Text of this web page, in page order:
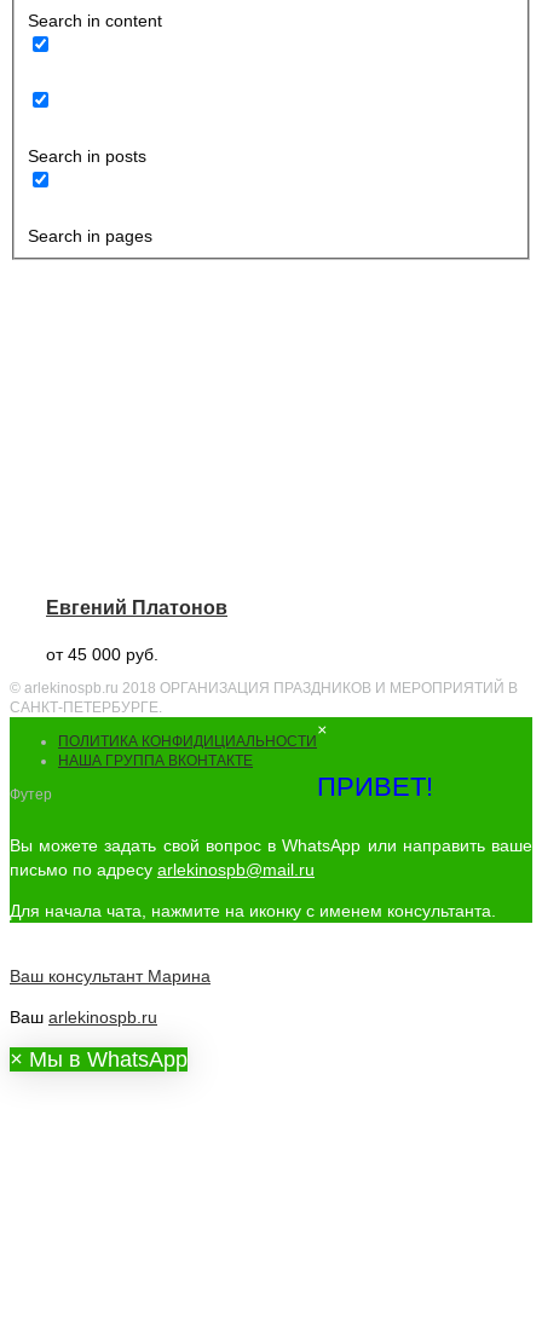
Search in content
Search in posts
Search in pages
Евгений Платонов
от 45 000 руб.
© arlekinospb.ru 2018 ОРГАНИЗАЦИЯ ПРАЗДНИКОВ И МЕРОПРИЯТИЙ В
САНКТ-ПЕТЕРБУРГЕ.
ПОЛИТИКА КОНФИДИЦИАЛЬНОСТИ
НАША ГРУППА ВКОНТАКТЕ
Футер
×
ПРИВЕТ!
Вы можете задать свой вопрос в WhatsApp или направить ваше
письмо по адресу arlekinospb@mail.ru
Для начала чата, нажмите на иконку с именем консультанта.
Ваш консультант Марина
Ваш arlekinospb.ru
× Мы в WhatsApp